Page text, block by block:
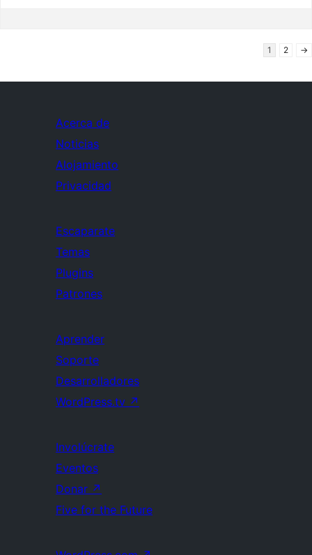
1 2 →
Acerca de
Noticias
Alojamiento
Privacidad
Escaparate
Temas
Plugins
Patrones
Aprender
Soporte
Desarrolladores
WordPress.tv ↗
Involúcrate
Eventos
Donar ↗
Five for the Future